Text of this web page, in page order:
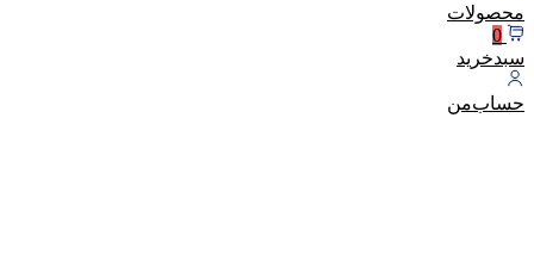
محصولات
0
سبد‌خرید
حساب‌من